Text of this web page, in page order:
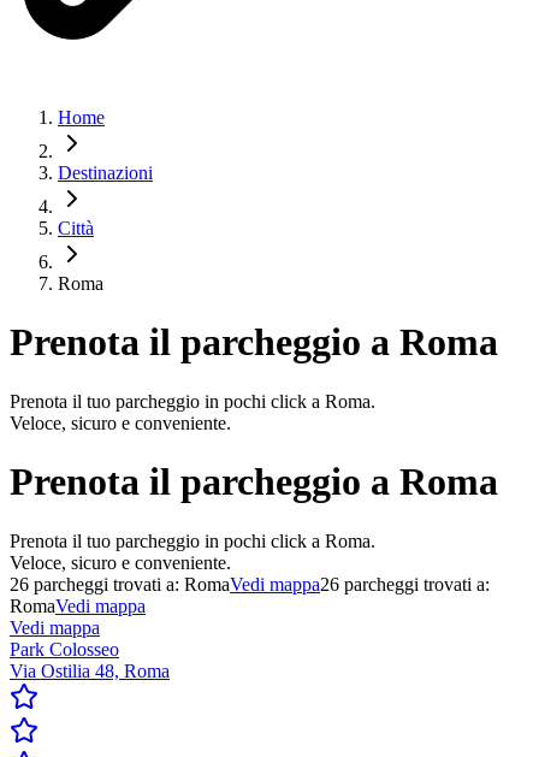
Home
Destinazioni
Città
Roma
Prenota il parcheggio a Roma
Prenota il tuo parcheggio in pochi click a Roma.
Veloce, sicuro e conveniente.
Prenota il parcheggio a Roma
Prenota il tuo parcheggio in pochi click a Roma.
Veloce, sicuro e conveniente.
26 parcheggi trovati a: RomaVedi mappa26 parcheggi trovati a:
RomaVedi mappa
Vedi mappa
Park Colosseo
Via Ostilia 48, Roma